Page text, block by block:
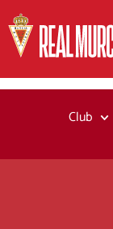
al
contenido
Club